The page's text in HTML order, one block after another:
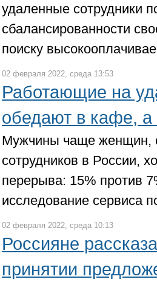
удаленные сотрудники
сбалансированности
поиску
02 февраля 2022, среда 13:53
Работающие на
обедают в кафе,
Мужчины чаще женщин,
сотрудников в России,
перерыва: 15% против
исследование сервиса
02 февраля 2022, среда 10:13
Россияне
принятии